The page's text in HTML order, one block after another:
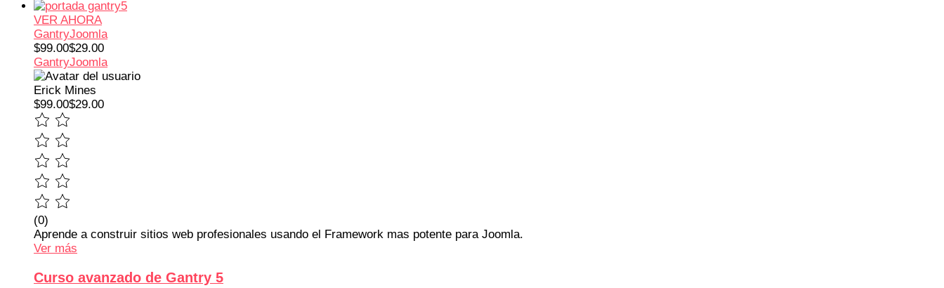
VER AHORA
GantryJoomla
$99.00$29.00
GantryJoomla
Erick Mines
$99.00$29.00
(0)
Aprende a construir sitios web profesionales usando el Framework mas potente para Joomla.
Ver más
Curso avanzado de Gantry 5